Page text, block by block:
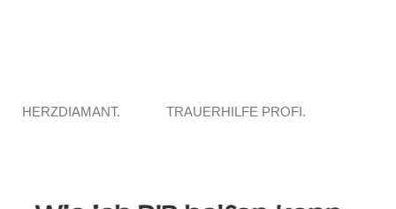
HERZDIAMANT. TRAUERHILFE PROFI.